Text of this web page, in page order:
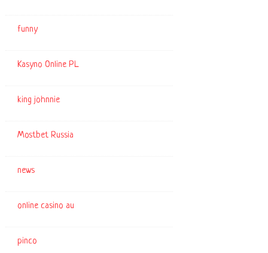
funny
Kasyno Online PL
king johnnie
Mostbet Russia
news
online casino au
pinco